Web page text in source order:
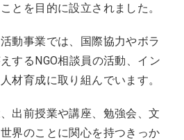
とを目的に設立されました。
動事業では、国際協力やボラ
するNGO相談員の活動、イン
材育成に取り組んでいます。
出前授業や講座、勉強会、文
界のことに関心を持つきっか